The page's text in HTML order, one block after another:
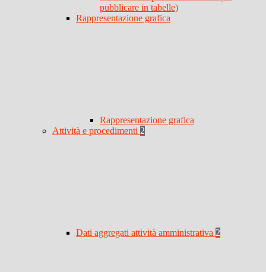
pubblicare in tabelle)
Rappresentazione grafica
Rappresentazione grafica
Attività e procedimenti 2
Dati aggregati attività amministrativa 2